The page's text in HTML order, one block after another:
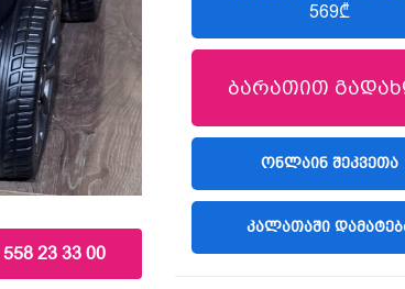
558 23 33 00
569₾
ბარათით
(LIBERTY)
ᲝᲜᲚᲐᲘᲜ ᲨᲔᲙᲕᲔᲗᲐ
ᲙᲐᲚᲐᲗᲐᲨᲘ